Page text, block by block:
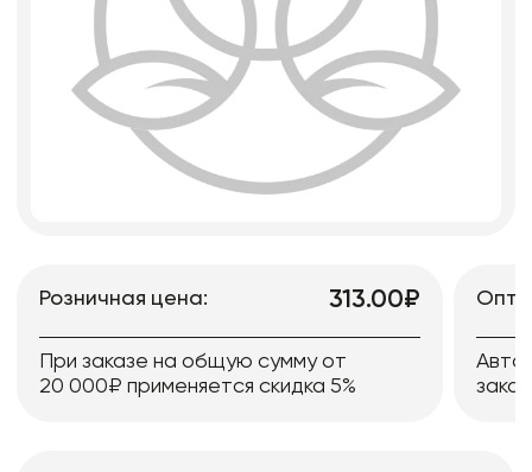
Розничная цена: 313.00₽
При заказе на общую сумму от
20 000₽ применяется скидка 5%